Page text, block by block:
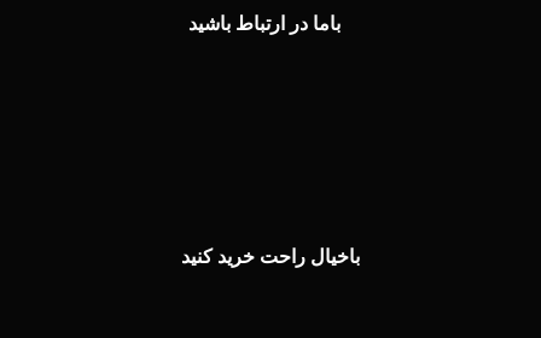
باما در ارتباط باشید
باخیال راحت خرید کنید